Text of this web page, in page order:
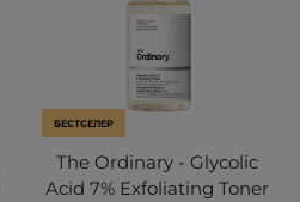
БЕСТСЕЛЕР
The Ordinary - Glycolic
Acid 7% Exfoliating Toner